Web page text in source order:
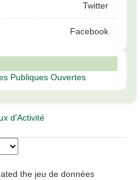
Twitter
Facebook
Publiques Ouvertes
d'Activité
the jeu de données